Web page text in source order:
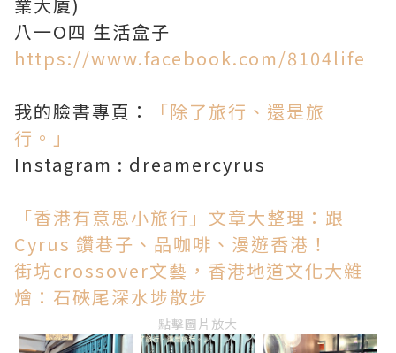
八一O四 生活盒子
https://www.facebook.com/8104life
我的臉書專頁：
「除了旅行、還是旅
行。」
Instagram : dreamercyrus
「香港有意思小旅行」文章大整理：跟
Cyrus 鑽巷子、品咖啡、漫遊香港！
街坊crossover文藝，香港地道文化大雜
燴：石硤尾深水埗散步
點擊圖片放大